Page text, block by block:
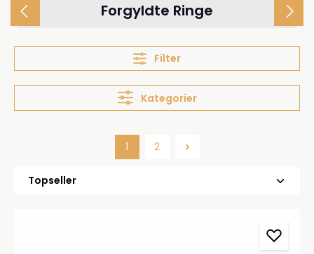
Forgyldte Ringe
Filter
Kategorier
Side
1 Side
2